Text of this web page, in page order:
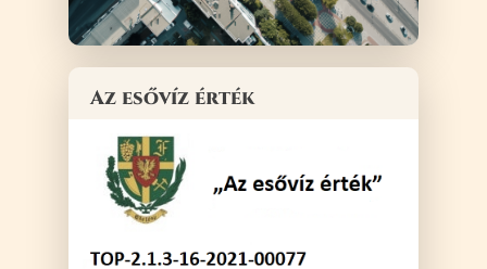
Az esővíz érték